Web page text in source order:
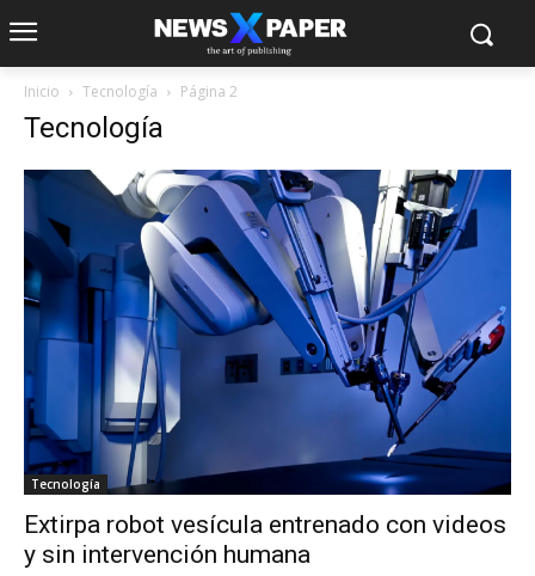
Inicio Tecnología Página 2
Tecnología
Tecnología
Extirpa robot vesícula entrenado con videos
y sin intervención humana